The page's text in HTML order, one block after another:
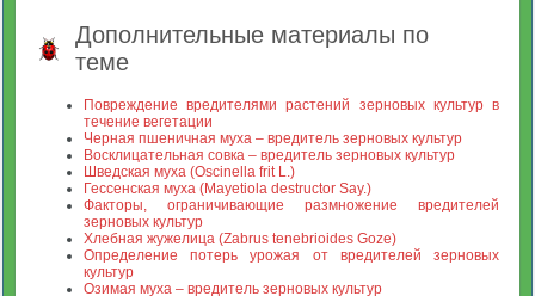
Дополнительные материалы по
теме
Повреждение вредителями растений зерновых культур в
течение вегетации
Черная пшеничная муха – вредитель зерновых культур
Восклицательная совка – вредитель зерновых культур
Шведская муха (Oscinella frit L.)
Гессенская муха (Mayetiola destructor Say.)
Факторы, ограничивающие размножение вредителей
зерновых культур
Хлебная жужелица (Zabrus tenebrioides Goze)
Определение потерь урожая от вредителей зерновых
культур
Озимая муха – вредитель зерновых культур